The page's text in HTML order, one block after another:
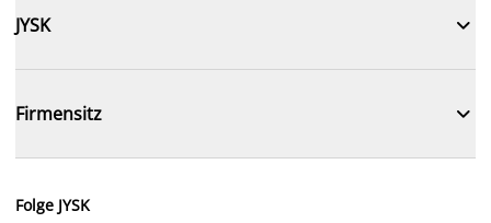
JYSK 
Firmensitz 
Folge JYSK